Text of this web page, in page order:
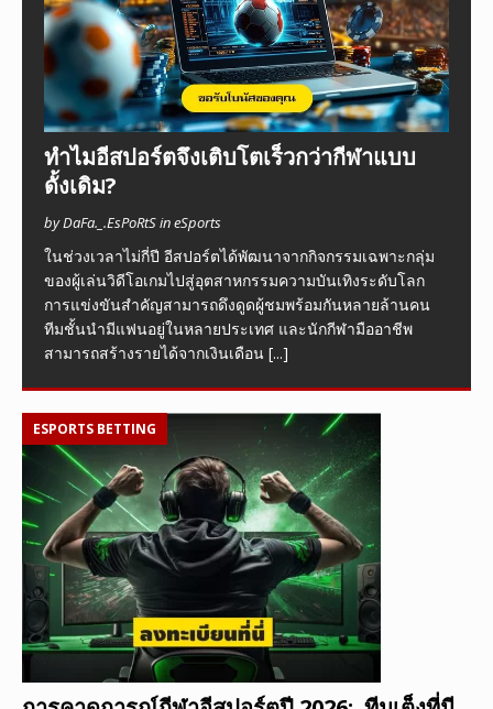
ทำไมอีสปอร์ตจึงเติบโตเร็วกว่ากีฬาแบบ
ดั้งเดิม?
by DaFa._.EsPoRtS in eSports
ในช่วงเวลาไม่กี่ปี อีสปอร์ตได้พัฒนาจากกิจกรรมเฉพาะกลุ่ม
ของผู้เล่นวิดีโอเกมไปสู่อุตสาหกรรมความบันเทิงระดับโลก
การแข่งขันสำคัญสามารถดึงดูดผู้ชมพร้อมกันหลายล้านคน
ทีมชั้นนำมีแฟนอยู่ในหลายประเทศ และนักกีฬามืออาชีพ
สามารถสร้างรายได้จากเงินเดือน [...]
ESPORTS BETTING